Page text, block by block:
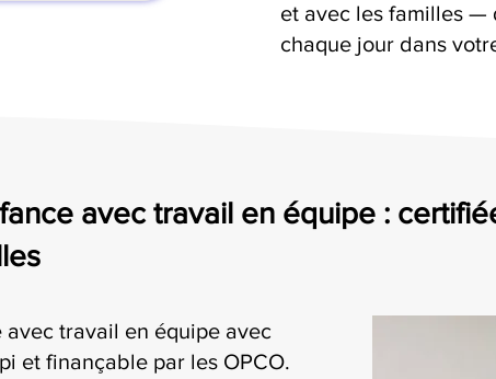
et avec les familles —
chaque jour dans
avec travail en équipe :
travail en équipe avec
et finançable par les OPCO.